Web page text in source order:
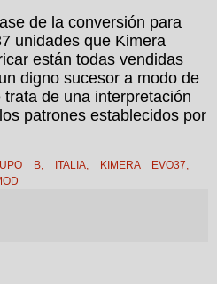
de la conversión para
unidades que Kimera
están todas vendidas
digno sucesor a modo de
de una interpretación
patrones establecidos por
B ITALIA KIMERA EVO37